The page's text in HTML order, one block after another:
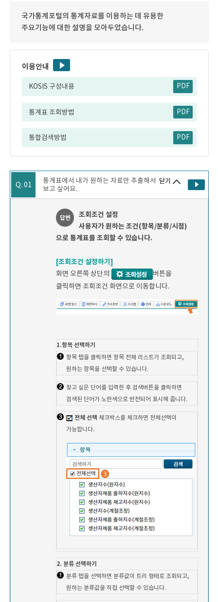
국가통계포털의 통계자료를 이용하는 데 유용한
주요기능에 대한 설명을 모아두었습니다.
이용안내
KOSIS 구성내용 PDF
통계표 조회방법 PDF
통합검색방법 PDF
Q. 01
통계표에서 내가 원하는 자료만 추출해서
보고 싶어요.
답변
조회조건 설정
사용자가 원하는 조건(항목/분류/시점)
으로 통계표를 조회할 수 있습니다.
[조회조건 설정하기]
화면 오른쪽 상단의
버튼을
클릭하면 조회조건 화면으로 이동합니다.
1.항목 선택하기
항목 탭을 클릭하면 항목 전체 리스트가 조회되고,
원하는 항목을 선택할 수 있습니다.
찾고 싶은 단어를 입력한 후 검색버튼을 클릭하면
검색된 단어가 노란색으로 반전되어 표시해 줍니다.
전체 선택 체크박스를 체크하면 전체선택이
가능합니다.
2. 분류 선택하기
분류 탭을 선택하면 분류값이 트리 형태로 조회되고,
원하는 분류값을 직접 선택할 수 있습니다.
닫기